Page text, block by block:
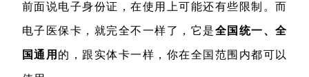
前面说电子身份证，在使用上可能还有些限制。而
电子医保卡，就完全不一样了，它是全国统一、全
国通用 的，跟实体卡一样，你在全国范围内都可以